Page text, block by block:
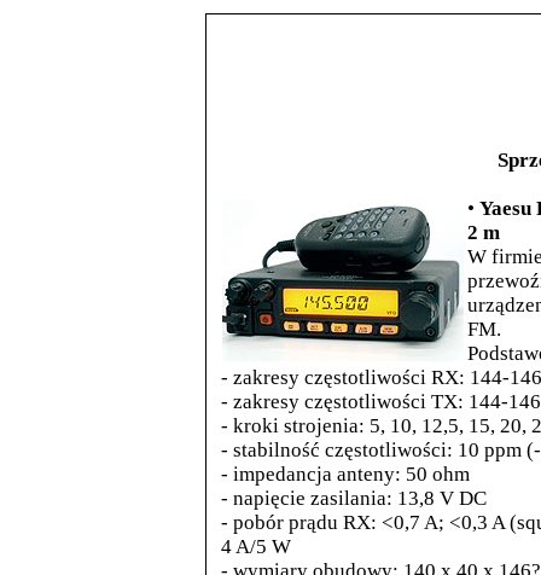
• Yaesu
2 m
W
FM.
- zakresy częstotliwości RX: 144-
- zakresy częstotliwości TX: 144-
- kroki strojenia: 5, 10, 12,5, 15, 20,
- stabilność częstotliwości: 10 ppm
- impedancja anteny: 50 ohm
- napięcie zasilania: 13,8 V DC
- pobór prądu RX: <0,7 A; <0,3 A
4 A/5 W